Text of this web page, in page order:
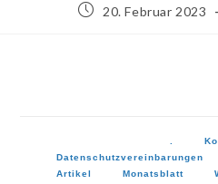
20. Februar 2023
Datenschutzvereinbarungen
Artikel
Monatsblatt